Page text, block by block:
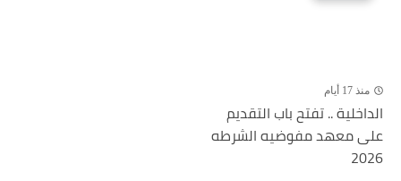
منذ 17 أيام
الداخلية .. تفتح باب التقديم
على معهد مفوضيه الشرطه
2026